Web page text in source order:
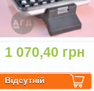
1 070,40 грн